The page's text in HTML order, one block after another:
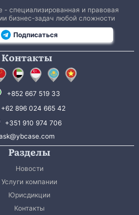
- специализированная и правовая
бизнес-задач любой сложности
Подписаться
Контакты
+852 667 519 33
+62 896 024 665 42
+351 910 974 706
Разделы
Новости
Услуги компании
Юрисдикции
Контакты